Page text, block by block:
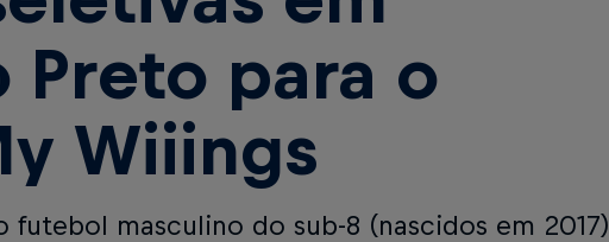
Preto para o
Wiiings
futebol masculino do sub-8 (nascidos em 2017)